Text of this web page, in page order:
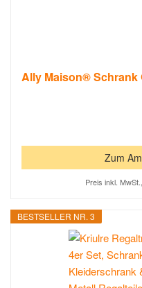
Ally Maison® Schrank
Zum
Preis inkl.
BESTSELLER NR. 3